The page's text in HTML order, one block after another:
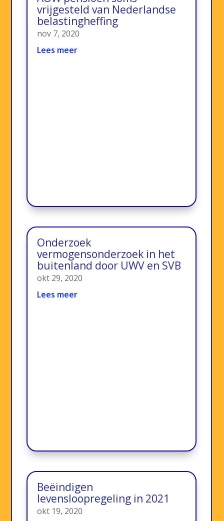
vrijgesteld van Nederlandse
belastingheffing
nov 7, 2020
Lees meer
Onderzoek
vermogensonderzoek in het
buitenland door UWV en SVB
okt 29, 2020
Lees meer
Beëindigen
levensloopregeling in 2021
okt 19, 2020